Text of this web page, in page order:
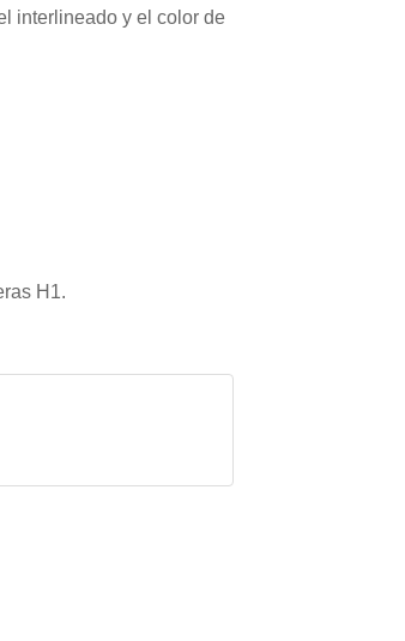
interlineado y el color de
H1.